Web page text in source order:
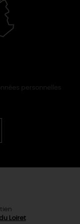
personnelles
Loiret